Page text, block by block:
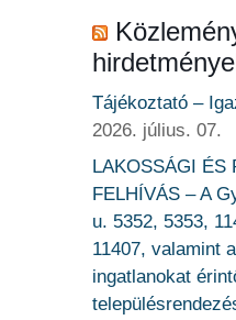
Tájékoztató –
2026. július. 07.
LAKOSSÁGI ÉS
FELHÍVÁS – A
u. 5352, 5353,
11407, valamint
ingatlanokat